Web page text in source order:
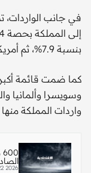
في جانب
بنسبة 7.9%، ثم أمريكا بنسبة 7.2%.
وسويسرا وألمانيا
واردات المملكة منها مجتمعة 70.7% من
2026